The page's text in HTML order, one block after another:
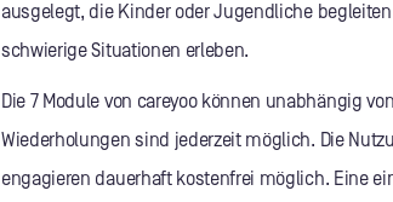
ausgelegt, die Kinder oder Jugendliche
schwierige Situationen erleben.
Die 7 Module von careyoo können unabhängig
Wiederholungen sind jederzeit möglich. Die
engagieren dauerhaft kostenfrei möglich. Eine